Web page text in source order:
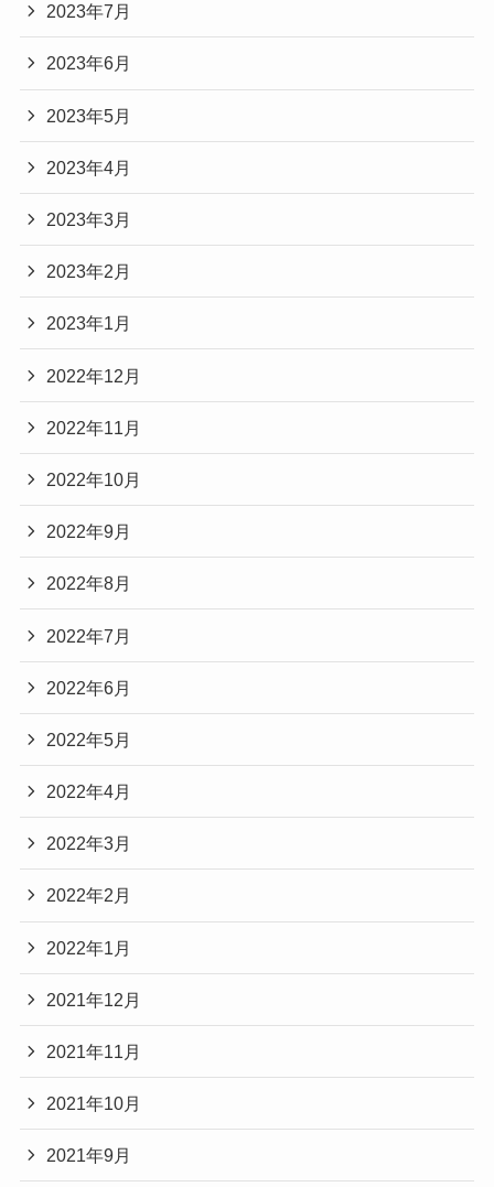
2023年7月
2023年6月
2023年5月
2023年4月
2023年3月
2023年2月
2023年1月
2022年12月
2022年11月
2022年10月
2022年9月
2022年8月
2022年7月
2022年6月
2022年5月
2022年4月
2022年3月
2022年2月
2022年1月
2021年12月
2021年11月
2021年10月
2021年9月